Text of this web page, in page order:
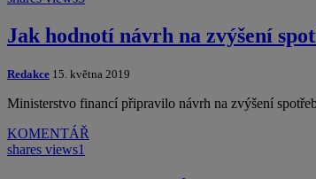
Jak hodnotí návrh na zvýšení
Redakce 15. května 2019
Ministerstvo financí připravilo návrh na zvýšení
KOMENTÁŘ
shares views1